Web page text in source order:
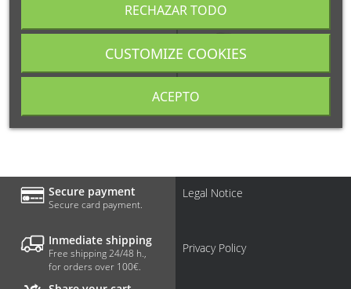
Secure payment
Secure card payment.
Inmediate shipping
Free shipping 24/48 h.,
for orders over 100€.
Legal Notice
Privacy Policy
RECHAZAR TODO
CUSTOMIZE COOKIES
ACEPTO